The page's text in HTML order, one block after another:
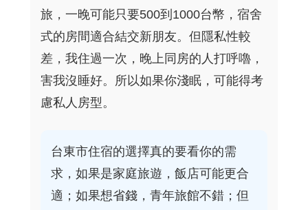
旅，一晚可能只要500到1000台幣，宿舍
式的房間適合結交新朋友。但隱私性較
差，我住過一次，晚上同房的人打呼嚕，
害我沒睡好。所以如果你淺眠，可能得考
慮私人房型。
台東市住宿的選擇真的要看你的需
求，如果是家庭旅遊，飯店可能更合
適；如果想省錢，青年旅館不錯；但